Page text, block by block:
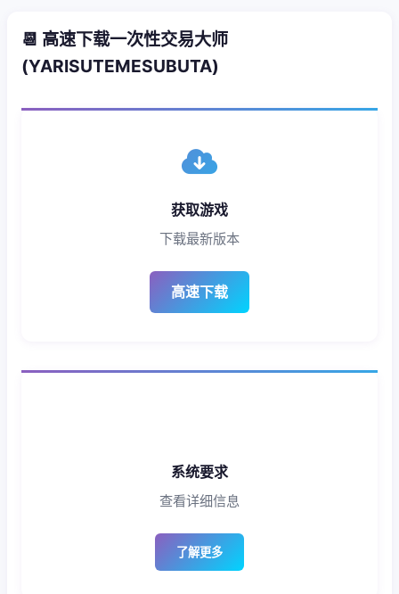
📆 高速下载一次性交易大师
(YARISUTEMESUBUTA)
获取游戏
下载最新版本
高速下载
系统要求
查看详细信息
了解更多